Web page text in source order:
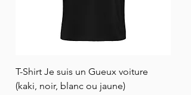
T-Shirt Je suis un Gueux voiture
(kaki, noir, blanc ou jaune)